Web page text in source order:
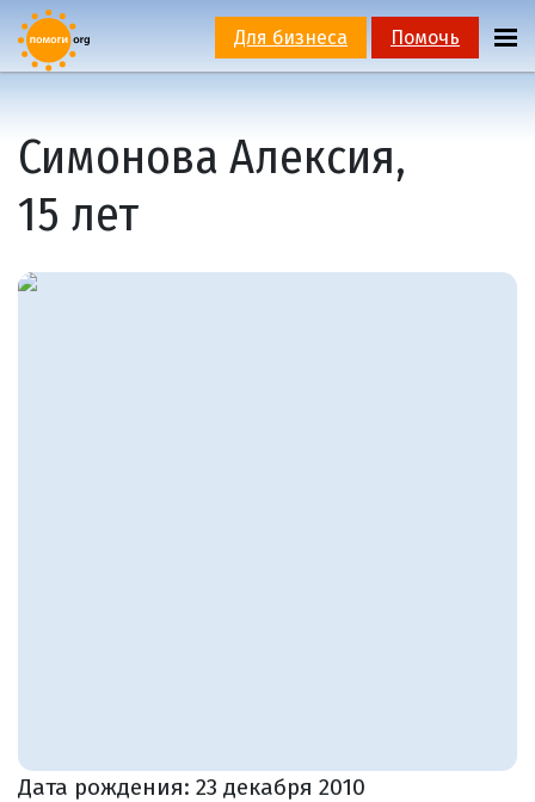
Для бизнеса Помочь
Симонова Алексия,
15 лет
Дата рождения: 23 декабря 2010